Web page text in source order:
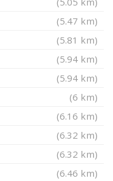
(5.47 km)
(5.81 km)
(5.94 km)
(5.94 km)
(6 km)
(6.16 km)
(6.32 km)
(6.32 km)
(6.46 km)